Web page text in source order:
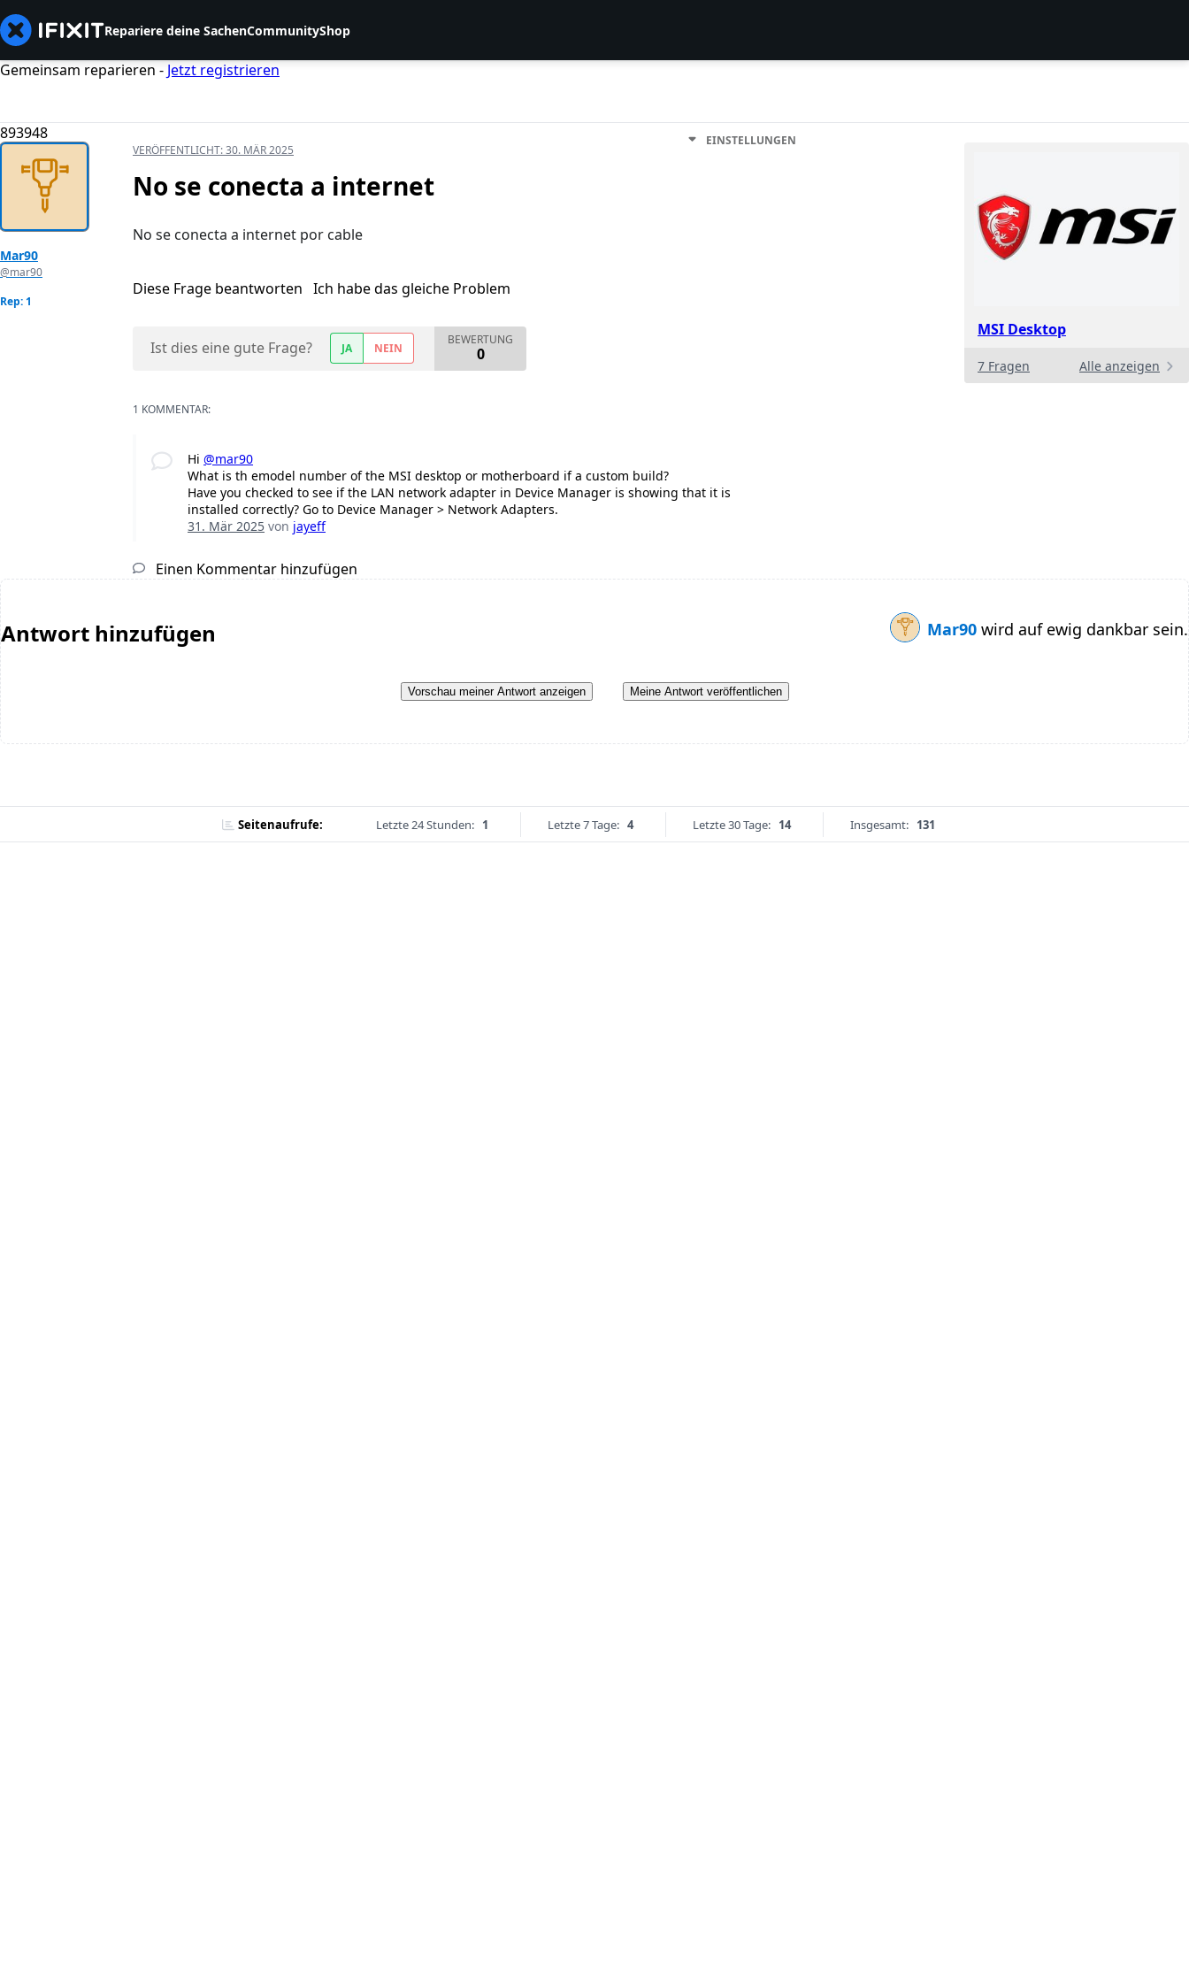
Repariere deine SachenCommunityShop
Gemeinsam reparieren - Jetzt registrieren
893948
MSI Desktop
7 Fragen Alle anzeigen
Mar90
@mar90
Rep: 1
VERÖFFENTLICHT:30. MÄR 2025
EINSTELLUNGEN
No se conecta a internet
No se conecta a internet por cable
Diese Frage beantworten Ich habe das gleiche Problem
Ist dies eine gute Frage? JA NEIN
BEWERTUNG
0
1 KOMMENTAR:
Hi@mar90
What is th emodel number of the MSI desktop or motherboard if a custom build?
Have you checked to see if the LAN network adapter in Device Manager is showing that it is
installed correctly? Go to Device Manager > Network Adapters.
31. Mär 2025 von jayeff
Einen Kommentar hinzufügen
Antwort hinzufügen Mar90 wird auf ewig dankbar sein.
Vorschau meiner Antwort anzeigen Meine Antwort veröffentlichen
Seitenaufrufe: Letzte 24 Stunden: 1 Letzte 7 Tage: 4 Letzte 30 Tage: 14 Insgesamt: 131